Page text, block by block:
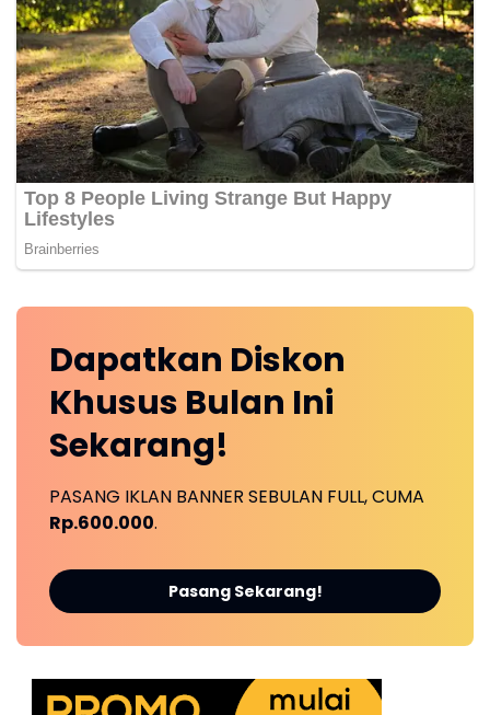
Dapatkan Diskon
Khusus Bulan Ini
Sekarang!
PASANG IKLAN BANNER SEBULAN FULL, CUMA
Rp.600.000.
Pasang Sekarang!